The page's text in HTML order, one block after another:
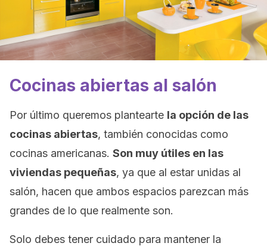
Cocinas abiertas al salón
Por último queremos plantearte la opción de las
cocinas abiertas, también conocidas como
cocinas americanas. Son muy útiles en las
viviendas pequeñas, ya que al estar unidas al
salón, hacen que ambos espacios parezcan más
grandes de lo que realmente son.
Solo debes tener cuidado para mantener la